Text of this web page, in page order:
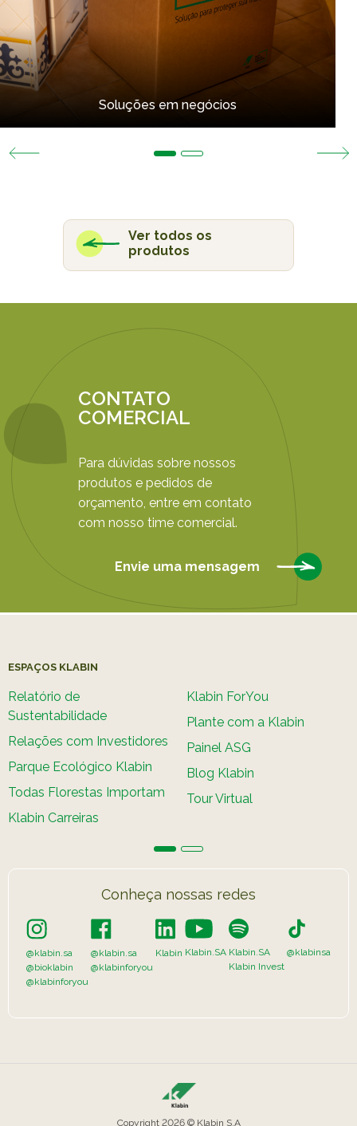
Soluções em negócios
Ver todos os
produtos
CONTATO
COMERCIAL
Para dúvidas sobre nossos
produtos e pedidos de
orçamento, entre em contato
com nosso time comercial.
Envie uma mensagem
ESPAÇOS KLABIN
Relatório de
Sustentabilidade
Relações com Investidores
Parque Ecológico Klabin
Todas Florestas Importam
Klabin Carreiras
Klabin ForYou
Plante com a Klabin
Painel ASG
Blog Klabin
Tour Virtual
Conheça nossas redes
@klabin.sa
@bioklabin
@klabinforyou
@klabin.sa
@klabinforyou
Klabin Klabin.SA Klabin.SA
Klabin Invest
@klabinsa
Copyright 2026 © Klabin S.A